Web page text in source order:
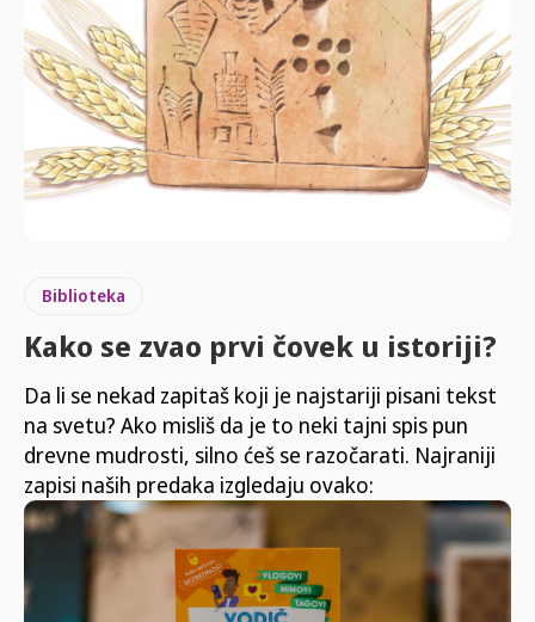
Biblioteka
Kako se zvao prvi čovek u istoriji?
Da li se nekad zapitaš koji je najstariji pisani tekst
na svetu? Ako misliš da je to neki tajni spis pun
drevne mudrosti, silno ćeš se razočarati. Najraniji
zapisi naših predaka izgledaju ovako: